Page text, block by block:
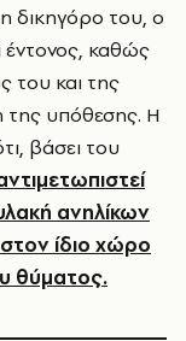
δικηγόρο του, ο
έντονος, καθώς
του και της
της υπόθεσης. Η
βάσει του
ανηλίκων
ίδιο χώρο
θύματος.